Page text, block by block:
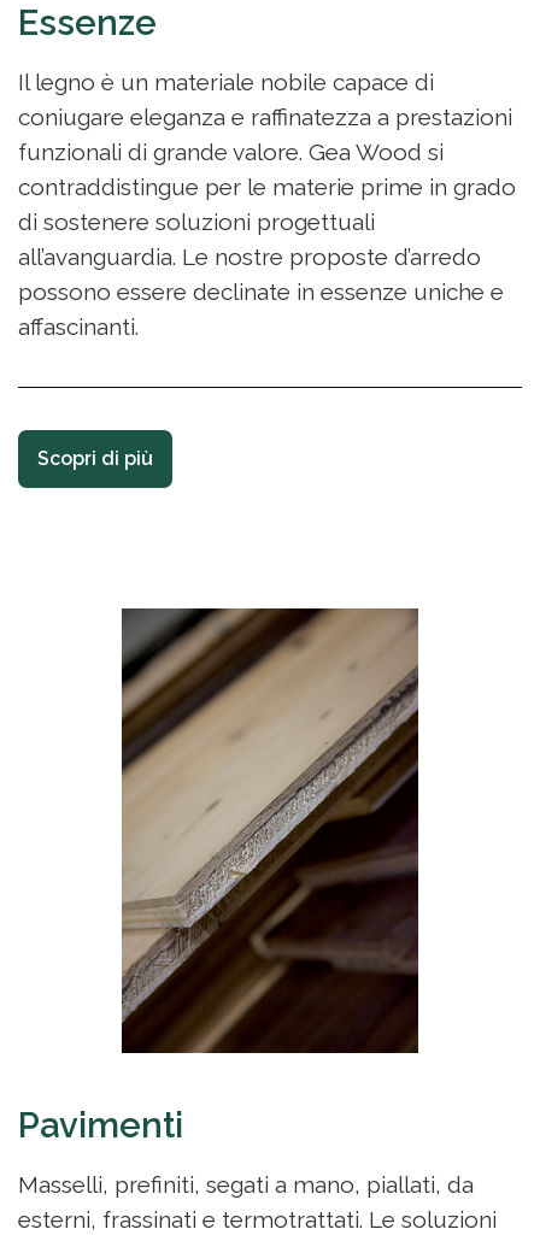
Essenze
Il legno è un materiale nobile capace di
coniugare eleganza e raffinatezza a prestazioni
funzionali di grande valore. Gea Wood si
contraddistingue per le materie prime in grado
di sostenere soluzioni progettuali
all’avanguardia. Le nostre proposte d’arredo
possono essere declinate in essenze uniche e
affascinanti.
Scopri di più
Pavimenti
Masselli, prefiniti, segati a mano, piallati, da
esterni, frassinati e termotrattati. Le soluzioni